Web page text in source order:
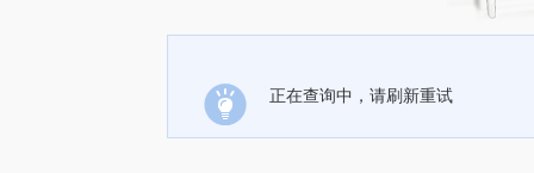
正在查询中，请刷新重试